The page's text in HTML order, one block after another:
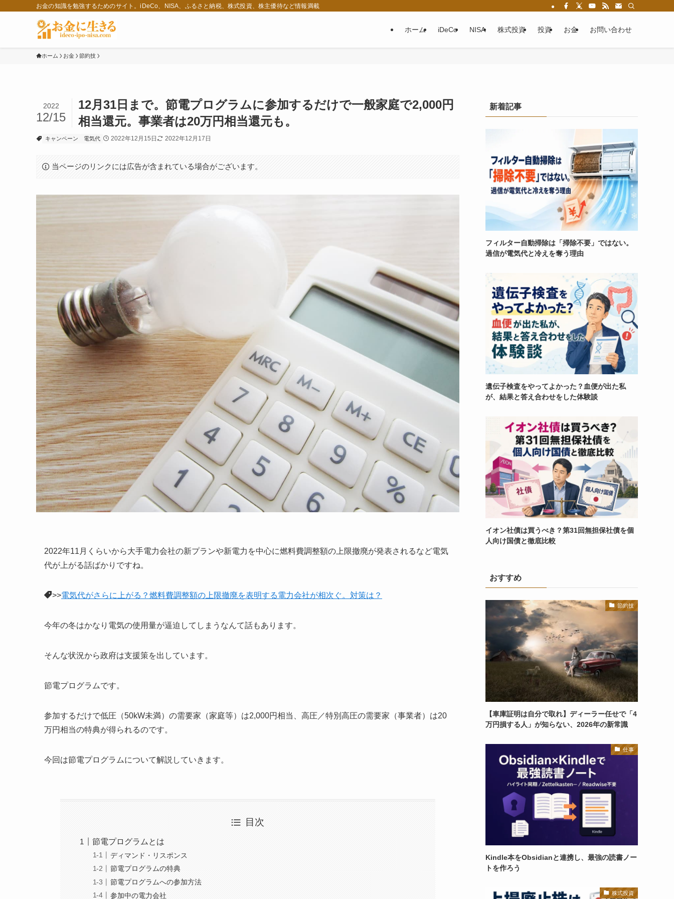
お金の知識を勉強するためのサイト。iDeCo、NISA、ふるさと納税、株式投資、株主優待など情報満載
ホーム iDeCo NISA 株式投資 投資 お金 お問い合わせ
ホーム お金 節約技
12月31日まで。節電プログラムに参加するだけで一般家庭で2,000円
相当還元。事業者は20万円相当還元も。
2022
12/15
キャンペーン 電気代 2022年12月15日 2022年12月17日
当ページのリンクには広告が含まれている場合がございます。
2022年11月くらいから大手電力会社の新プランや新電力を中心に燃料費調整額の上限撤廃が発表されるなど電気
代が上がる話ばかりですね。
>>電気代がさらに上がる？燃料費調整額の上限撤廃を表明する電力会社が相次ぐ。対策は？
今年の冬はかなり電気の使用量が逼迫してしまうなんて話もあります。
そんな状況から政府は支援策を出しています。
節電プログラムです。
参加するだけで低圧（50kW未満）の需要家（家庭等）は2,000円相当、高圧／特別高圧の需要家（事業者）は20
万円相当の特典が得られるのです。
今回は節電プログラムについて解説していきます。
目次
節電プログラムとは
ディマンド・リスポンス
節電プログラムの特典
節電プログラムへの参加方法
参加中の電力会社
新着記事
フィルター自動掃除は「掃除不要」ではない。
過信が電気代と冷えを奪う理由
遺伝子検査をやってよかった？血便が出た私
が、結果と答え合わせをした体験談
イオン社債は買うべき？第31回無担保社債を個
人向け国債と徹底比較
おすすめ
節約技
【車庫証明は自分で取れ】ディーラー任せで「4
万円損する人」が知らない、2026年の新常識
仕事
Kindle本をObsidianと連携し、最強の読書ノー
トを作ろう
株式投資